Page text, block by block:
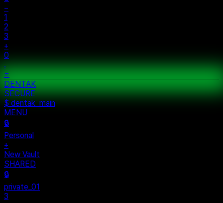
×
4
5
6
−
1
2
3
+
0
.
=
$ auth...
$ vault --ok
DENTAK
ACCESS OK
DENTAK
SECURE
$ dentak_main
MENU
🔒